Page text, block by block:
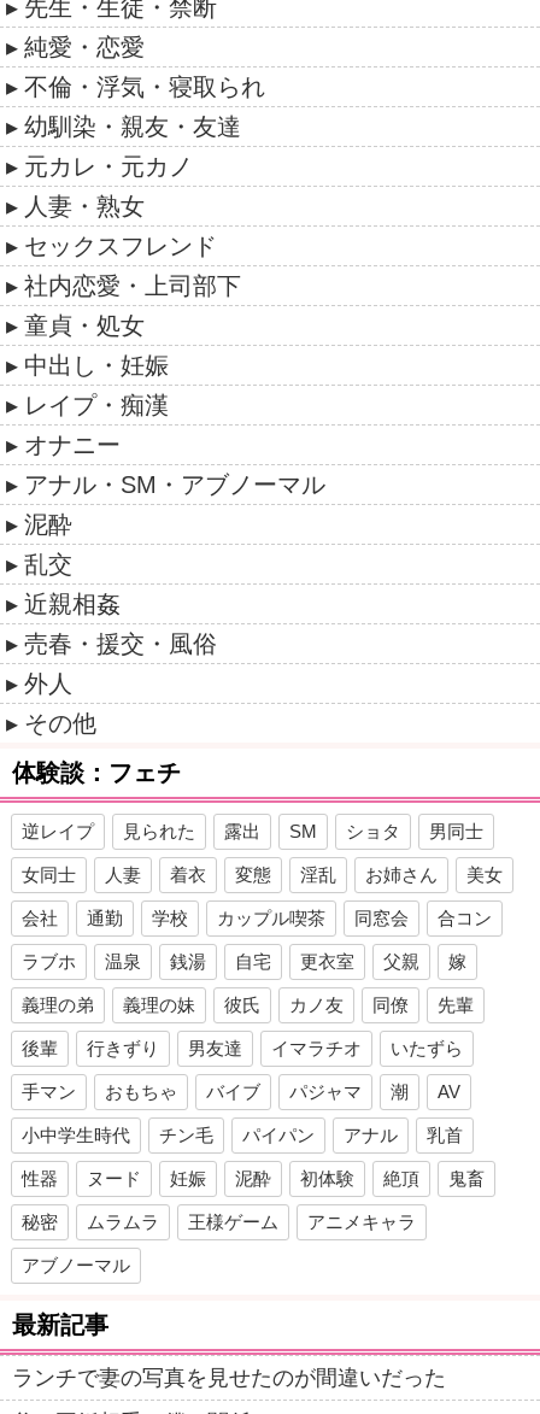
先生・生徒・禁断
純愛・恋愛
不倫・浮気・寝取られ
幼馴染・親友・友達
元カレ・元カノ
人妻・熟女
セックスフレンド
社内恋愛・上司部下
童貞・処女
中出し・妊娠
レイプ・痴漢
オナニー
アナル・SM・アブノーマル
泥酔
乱交
近親相姦
売春・援交・風俗
外人
その他
体験談：フェチ
逆レイプ 見られた 露出 SM ショタ 男同士
女同士 人妻 着衣 変態 淫乱 お姉さん 美女
会社 通勤 学校 カップル喫茶 同窓会 合コン
ラブホ 温泉 銭湯 自宅 更衣室 父親 嫁
義理の弟 義理の妹 彼氏 カノ友 同僚 先輩
後輩 行きずり 男友達 イマラチオ いたずら
手マン おもちゃ バイブ パジャマ 潮 AV
小中学生時代 チン毛 パイパン アナル 乳首
性器 ヌード 妊娠 泥酔 初体験 絶頂 鬼畜
秘密 ムラムラ 王様ゲーム アニメキャラ
アブノーマル
最新記事
ランチで妻の写真を見せたのが間違いだった